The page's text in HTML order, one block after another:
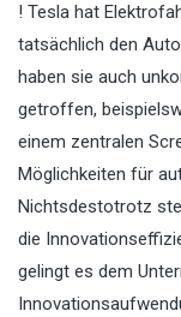
! Tesla hat
tatsächlich den
haben sie auch
getroffen,
einem zentralen
Möglichkeiten für
Nichtsdestotrotz
die
gelingt es dem